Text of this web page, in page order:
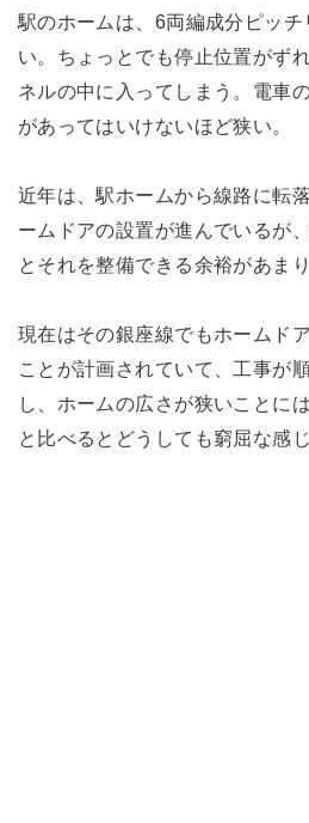
駅のホームは、6両編成分ピッ
い。ちょっとでも停止位置がず
ネルの中に入ってしまう。電車
があってはいけないほど狭い。
近年は、駅ホームから線路に転
ームドアの設置が進んでいるが
とそれを整備できる余裕があま
現在はその銀座線でもホームド
ことが計画されていて、工事が
し、ホームの広さが狭いことに
と比べるとどうしても窮屈な感